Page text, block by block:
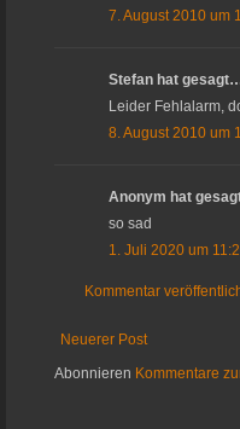
7. August 2010 um
Stefan hat
Leider Fehlalarm,
8. August 2010 um
Anonym hat
so sad
1. Juli 2020 um
Kommentar
Neuerer Post
Abonnieren Kommentare